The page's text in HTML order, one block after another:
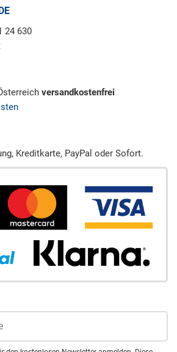
24 630
versandkostenfrei
Kreditkarte, PayPal oder Sofort.